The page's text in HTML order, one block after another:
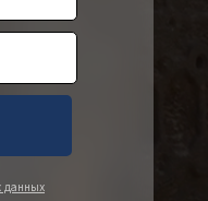
данных